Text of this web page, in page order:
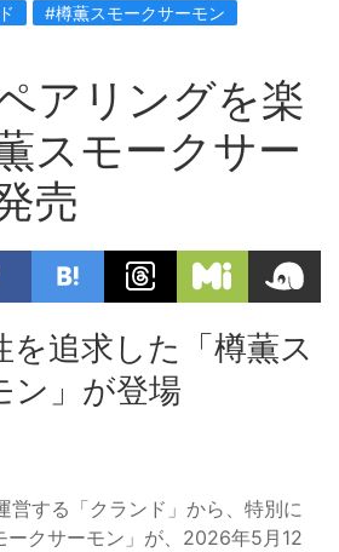
#樽薫スモークサーモン
アリングを楽
スモークサー
売
を追求した「樽薫ス
ン」が登場
営する「クランド」から、特別に
ークサーモン」が、2026年5月12